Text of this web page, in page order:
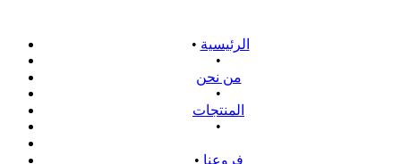
• الرئيسية
•
من نحن
•
المنتجات
•
• فروعنا